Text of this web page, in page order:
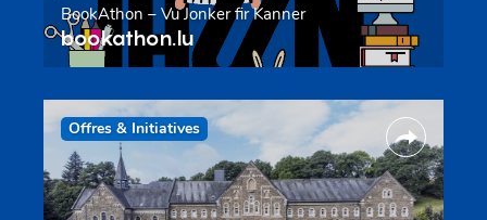
BookAthon – Vu Jonker fir Kanner
bookathon.lu
Offres & Initiatives